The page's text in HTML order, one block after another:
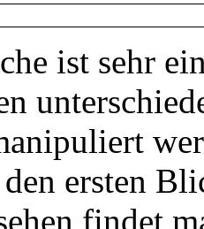
ist sehr
ersten
findet